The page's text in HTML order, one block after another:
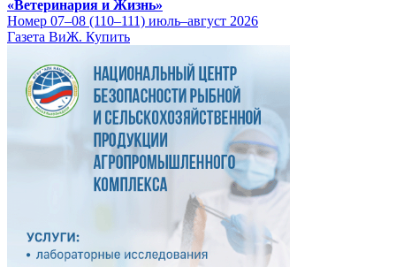
«Ветеринария и Жизнь»
Номер 07–08 (110–111) июль–август 2026
Газета ВиЖ. Купить